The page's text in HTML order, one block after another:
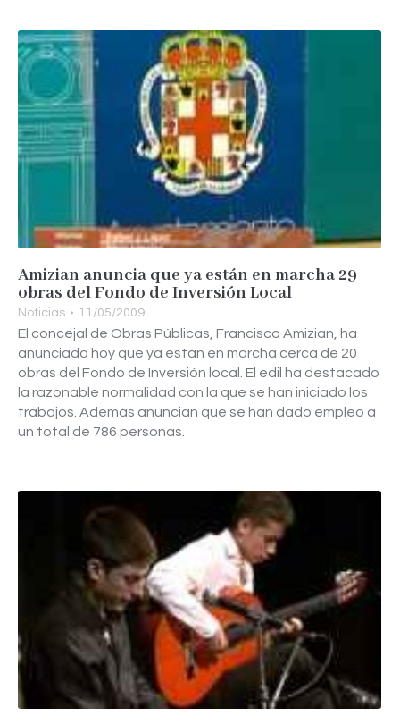
Amizian anuncia que ya están en marcha 29
obras del Fondo de Inversión Local
Noticias 11/05/2009
El concejal de Obras Públicas, Francisco Amizian, ha
anunciado hoy que ya están en marcha cerca de 20
obras del Fondo de Inversión local. El edil ha destacado
la razonable normalidad con la que se han iniciado los
trabajos. Además anuncian que se han dado empleo a
un total de 786 personas.